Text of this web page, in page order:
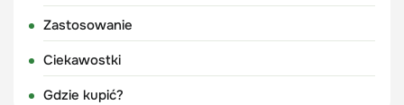
Zastosowanie
Ciekawostki
Gdzie kupić?